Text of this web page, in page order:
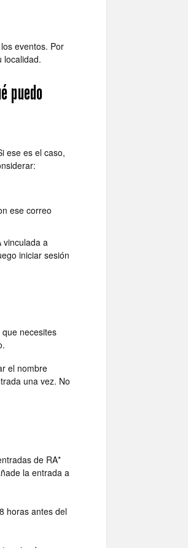
eventos. Por
localidad.
puedo
ese es el caso,
ese correo
vinculada a
iniciar sesión
necesites
el nombre
una vez. No
de RA*
la entrada a
horas antes del